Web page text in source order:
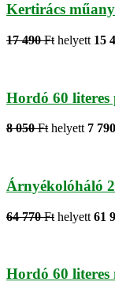
Kertirács
17 490 Ft helyett 15
Hordó 60 literes
8 050 Ft helyett 7 790
Árnyékolóháló
64 770 Ft helyett 61
Hordó 60 literes